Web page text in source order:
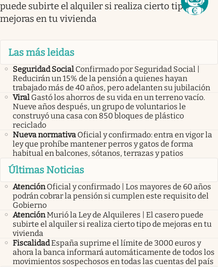
puede subirte el alquiler si realiza cierto tipo de
mejoras en tu vivienda
Las más leidas
Seguridad Social Confirmado por Seguridad Social |
Reducirán un 15% de la pensión a quienes hayan
trabajado más de 40 años, pero adelanten su jubilación
Viral Gastó los ahorros de su vida en un terreno vacío.
Nueve años después, un grupo de voluntarios le
construyó una casa con 850 bloques de plástico
reciclado
Nueva normativa Oficial y confirmado: entra en vigor la
ley que prohíbe mantener perros y gatos de forma
habitual en balcones, sótanos, terrazas y patios
Últimas Noticias
Atención Oficial y confirmado | Los mayores de 60 años
podrán cobrar la pensión si cumplen este requisito del
Gobierno
AtenciónMurió la Ley de Alquileres | El casero puede
subirte el alquiler si realiza cierto tipo de mejoras en tu
vivienda
FiscalidadEspaña suprime el límite de 3000 euros y
ahora la banca informará automáticamente de todos los
movimientos sospechosos en todas las cuentas del país